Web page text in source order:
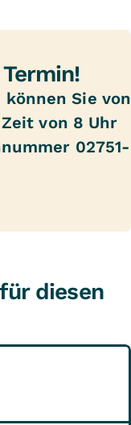
Sie von
von 8 Uhr
02751-
diesen